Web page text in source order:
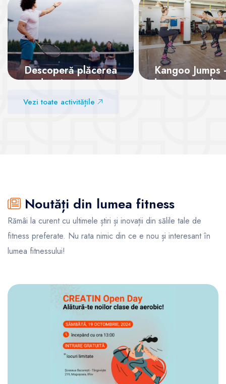
Descoperă plăcerea
de a juca tenis
Kangoo Jumps
dansează și
Vezi toate activitățile
Noutăți din lumea fitness
Rămâi la curent cu ultimele știri și inovații din sălile tale de
fitness preferate. Nu rata nimic din ce e nou și interesant în
lumea fitnessului!